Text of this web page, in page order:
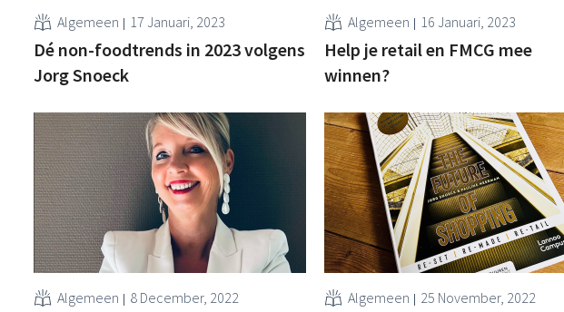
Algemeen 17 Januari, 2023
Dé non-foodtrends in 2023 volgens
Jorg Snoeck
Algemeen 16 Januari, 2023
Help je retail en FMCG mee
winnen?
Algemeen 8 December, 2022 Algemeen 25 November, 2022